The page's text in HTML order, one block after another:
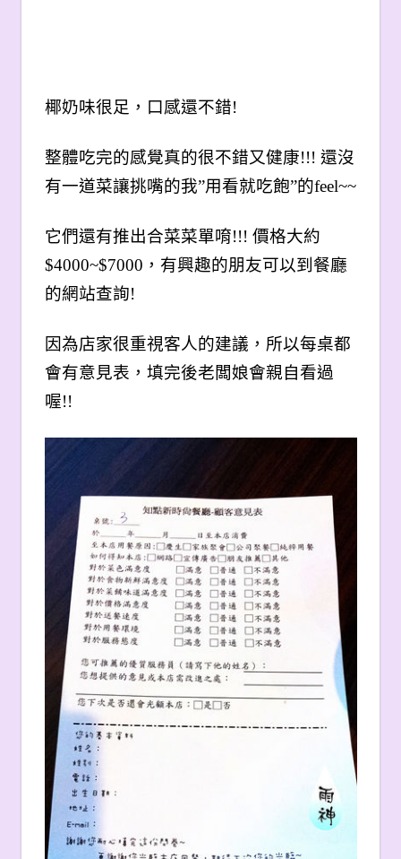
椰奶味很足，口感還不錯!
整體吃完的感覺真的很不錯又健康!!! 還沒
有一道菜讓挑嘴的我”用看就吃飽”的feel~~
它們還有推出合菜菜單唷!!! 價格大約
$4000~$7000，有興趣的朋友可以到餐廳
的網站查詢!
因為店家很重視客人的建議，所以每桌都
會有意見表，填完後老闆娘會親自看過
喔!!